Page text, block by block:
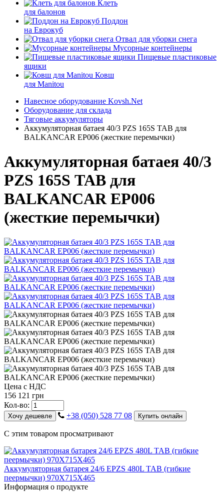
Клеть
для балонов
Поддон
на Еврокуб
Отвал для уборки снега
Мусорные контейнеры
Пищевые пластиковые
ящики
Ковш
для Manitou
Навесное оборудование Kovsh.Net
Оборудование для склада
Тяговые аккумуляторы
Аккумуляторная батаея 40/3 PZS 165S ТАВ для
BALKANCAR EP006 (жесткие перемычки)
Аккумуляторная батаея 40/3
PZS 165S ТАВ для
BALKANCAR EP006
(жесткие перемычки)
Цена с НДС
156 121 грн
Кол-во:
Хочу дешевле +38 (050) 528 77 08 Купить онлайн
С этим товаром просматривают
Аккумуляторная батарея 24/6 EPZS 480L ТАВ (гибкие
пеермычки) 970Х715Х465
Информация о продукте